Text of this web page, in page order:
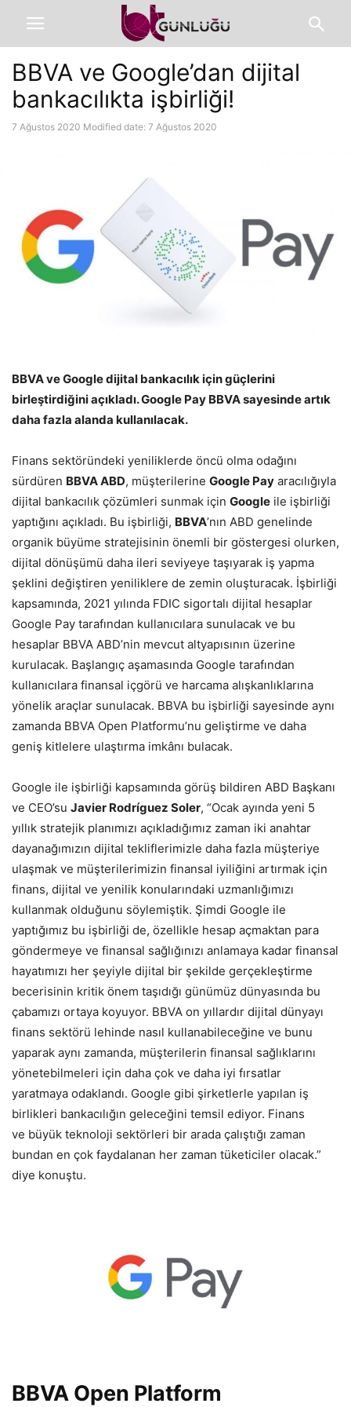
BBVA ve Google’dan dijital
bankacılıkta işbirliği!
7 Ağustos 2020 Modified date: 7 Ağustos 2020
BBVA ve Google dijital bankacılık için güçlerini
birleştirdiğini açıkladı. Google Pay BBVA sayesinde artık
daha fazla alanda kullanılacak.
Finans sektöründeki yeniliklerde öncü olma odağını
sürdüren BBVA ABD, müşterilerine Google Pay aracılığıyla
dijital bankacılık çözümleri sunmak için Google ile işbirliği
yaptığını açıkladı. Bu işbirliği, BBVA’nın ABD genelinde
organik büyüme stratejisinin önemli bir göstergesi olurken,
dijital dönüşümü daha ileri seviyeye taşıyarak iş yapma
şeklini değiştiren yeniliklere de zemin oluşturacak. İşbirliği
kapsamında, 2021 yılında FDIC sigortalı dijital hesaplar
Google Pay tarafından kullanıcılara sunulacak ve bu
hesaplar BBVA ABD’nin mevcut altyapısının üzerine
kurulacak. Başlangıç aşamasında Google tarafından
kullanıcılara finansal içgörü ve harcama alışkanlıklarına
yönelik araçlar sunulacak. BBVA bu işbirliği sayesinde aynı
zamanda BBVA Open Platformu’nu geliştirme ve daha
geniş kitlelere ulaştırma imkânı bulacak.
Google ile işbirliği kapsamında görüş bildiren ABD Başkanı
ve CEO’su Javier Rodríguez Soler, “Ocak ayında yeni 5
yıllık stratejik planımızı açıkladığımız zaman iki anahtar
dayanağımızın dijital tekliflerimizle daha fazla müşteriye
ulaşmak ve müşterilerimizin finansal iyiliğini artırmak için
finans, dijital ve yenilik konularındaki uzmanlığımızı
kullanmak olduğunu söylemiştik. Şimdi Google ile
yaptığımız bu işbirliği de, özellikle hesap açmaktan para
göndermeye ve finansal sağlığınızı anlamaya kadar finansal
hayatımızı her şeyiyle dijital bir şekilde gerçekleştirme
becerisinin kritik önem taşıdığı günümüz dünyasında bu
çabamızı ortaya koyuyor. BBVA on yıllardır dijital dünyayı
finans sektörü lehinde nasıl kullanabileceğine ve bunu
yaparak aynı zamanda, müşterilerin finansal sağlıklarını
yönetebilmeleri için daha çok ve daha iyi fırsatlar
yaratmaya odaklandı. Google gibi şirketlerle yapılan iş
birlikleri bankacılığın geleceğini temsil ediyor. Finans
ve büyük teknoloji sektörleri bir arada çalıştığı zaman
bundan en çok faydalanan her zaman tüketiciler olacak.”
diye konuştu.
BBVA Open Platform